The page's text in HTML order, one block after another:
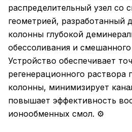
распределительный узел со
геометрией, разработанный
колонны глубокой
обессоливания и
Устройство обеспечивает
регенерационного раствора
колонны, минимизирует
повышает эффективность
ионообменных смол. ⚙️